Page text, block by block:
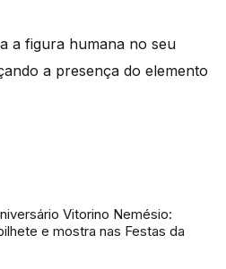
a figura humana no seu
a presença do elemento
Vitorino Nemésio:
e mostra nas Festas da